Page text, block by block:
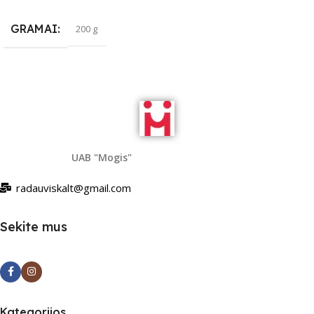
GRAMAI 200 g
UAB "Mogis"
radauviskalt@gmail.com
Sekite mus